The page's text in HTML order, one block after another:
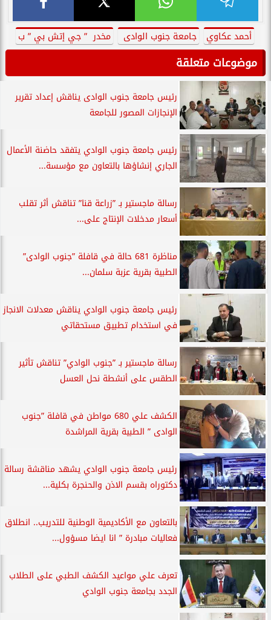
أحمد عكاوي جامعة جنوب الوادى مخدر ” جي إتش بي ” ب
موضوعات متعلقة
رئيس جامعة جنوب الوادى يناقش إعداد تقرير
الإنجازات المصور للجامعة
رئيس جامعة جنوب الوادي يتفقد حاضنة الأعمال
الجاري إنشاؤها بالتعاون مع مؤسسة...
رسالة ماجستير بـ ”زراعة قنا” تناقش أثر تقلب
أسعار مدخلات الإنتاج على...
مناظرة 681 حالة في قافلة ”جنوب الوادى”
الطبية بقرية عزبة سلمان...
رئيس جامعة جنوب الوادي يناقش معدلات الانجاز
في استخدام تطبيق مستحقاتي
رسالة ماجستير بـ ”جنوب الوادي” تناقش تأثير
الطقس على أنشطة نحل العسل
الكشف علي 680 مواطن في قافلة ”جنوب
الوادى ” الطبية بقرية المراشدة
رئيس جامعة جنوب الوادي يشهد مناقشة رسالة
دكتوراه بقسم الاذن والحنجرة بكلية...
بالتعاون مع الأكاديمية الوطنية للتدريب.. انطلاق
فعاليات مبادرة ” انا ايضا مسؤول...
تعرف علي مواعيد الكشف الطبي على الطلاب
الجدد بجامعة جنوب الوادي